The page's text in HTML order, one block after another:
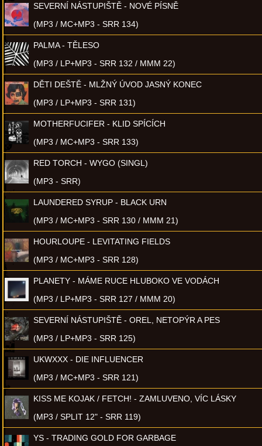
SEVERNÍ NÁSTUPIŠTĚ - NOVÉ PÍSNĚ
(MP3 / MC+MP3 - SRR 134)
PALMA - TĚLESO
(MP3 / LP+MP3 - SRR 132 / MMM 22)
DĚTI DEŠTĚ - MLŽNÝ ÚVOD JASNÝ KONEC
(MP3 / LP+MP3 - SRR 131)
MOTHERFUCIFER - KLID SPÍCÍCH
(MP3 / MC+MP3 - SRR 133)
RED TORCH - WYGO (SINGL)
(MP3 - SRR)
LAUNDERED SYRUP - BLACK URN
(MP3 / MC+MP3 - SRR 130 / MMM 21)
HOURLOUPE - LEVITATING FIELDS
(MP3 / MC+MP3 - SRR 128)
PLANETY - MÁME RUCE HLUBOKO VE VODÁCH
(MP3 / LP+MP3 - SRR 127 / MMM 20)
SEVERNÍ NÁSTUPIŠTĚ - OREL, NETOPÝR A PES
(MP3 / LP+MP3 - SRR 125)
UKWXXX - DIE INFLUENCER
(MP3 / MC+MP3 - SRR 121)
KISS ME KOJAK / FETCH! - ZAMLUVENO, VÍC LÁSKY
(MP3 / SPLIT 12" - SRR 119)
YS - TRADING GOLD FOR GARBAGE